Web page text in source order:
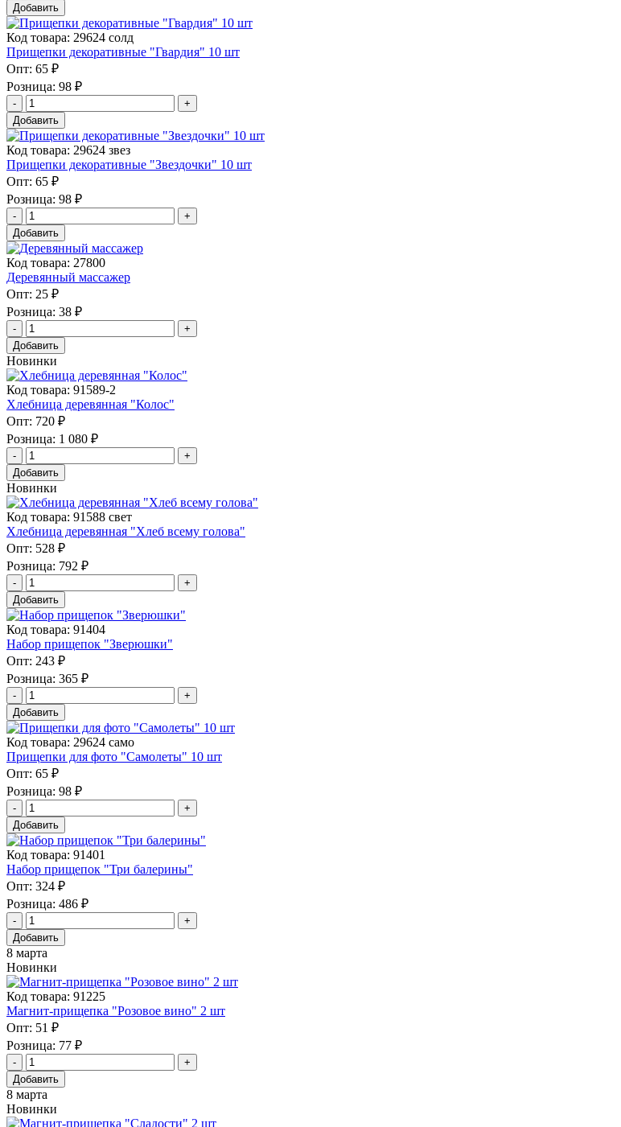
Добавить
Код товара: 29624 солд
Прищепки декоративные "Гвардия" 10 шт
Опт: 65 ₽
Розница: 98 ₽
Добавить
Код товара: 29624 звез
Прищепки декоративные "Звездочки" 10 шт
Опт: 65 ₽
Розница: 98 ₽
Добавить
Код товара: 27800
Деревянный массажер
Опт: 25 ₽
Розница: 38 ₽
Добавить
Новинки
Код товара: 91589-2
Хлебница деревянная "Колос"
Опт: 720 ₽
Розница: 1 080 ₽
Добавить
Новинки
Код товара: 91588 свет
Хлебница деревянная "Хлеб всему голова"
Опт: 528 ₽
Розница: 792 ₽
Добавить
Код товара: 91404
Набор прищепок "Зверюшки"
Опт: 243 ₽
Розница: 365 ₽
Добавить
Код товара: 29624 само
Прищепки для фото "Самолеты" 10 шт
Опт: 65 ₽
Розница: 98 ₽
Добавить
Код товара: 91401
Набор прищепок "Три балерины"
Опт: 324 ₽
Розница: 486 ₽
Добавить
8 марта
Новинки
Код товара: 91225
Магнит-прищепка "Розовое вино" 2 шт
Опт: 51 ₽
Розница: 77 ₽
Добавить
8 марта
Новинки